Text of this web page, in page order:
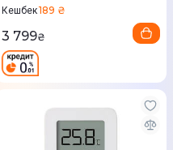
Кешбек189 ₴
3 799₴